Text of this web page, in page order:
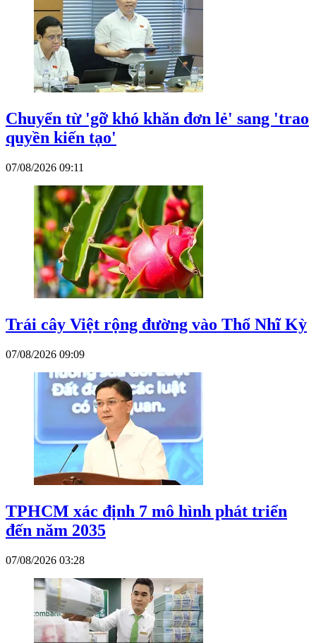
Chuyển từ 'gỡ khó khăn đơn lẻ' sang 'trao
quyền kiến tạo'
07/08/2026 09:11
Trái cây Việt rộng đường vào Thổ Nhĩ Kỳ
07/08/2026 09:09
TPHCM xác định 7 mô hình phát triển
đến năm 2035
07/08/2026 03:28